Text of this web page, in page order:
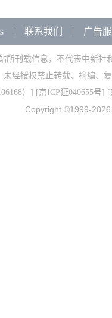
| 联系我们 | 广告
所刊载信息，不代表中新社
未经授权禁止转载、摘编、
） ] [京ICP证040655号] [
Copyright ©1999-